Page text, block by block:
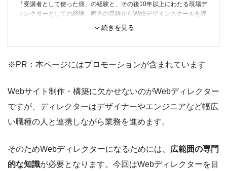
「受講者として使った側」の経験と、その後10年以上にわたる現場デ
ィレクターとしての経験、両方の目線からWebデザインスクールを評
ディレクターとして、Webサイト・LP・SNSクリエイティブの制作に
ベンチャー企業の執行役員CMOではUI/UX設計・ワイヤーフレーム作
物はWebサイト・LPなど30本以上。自社ではreslog.jp / faclog.jpをは
じめ複数サイトのアートディレクターとして構築に従事。
上のITスクールを調査しており、Webデザインスクールについては
す。
続きを見る
※PR：本ページにはプロモーションが含まれています
Webサイト制作・構築に欠かせないのがWebディレクター
ですが、ディレクターはデザイナーやエンジニアなど幅広
い職種の人と連携しながら業務を進めます。
そのためWebディレクターになるためには、 広範囲の専門
的な知識が必要となります。今回はWebディレクターを目